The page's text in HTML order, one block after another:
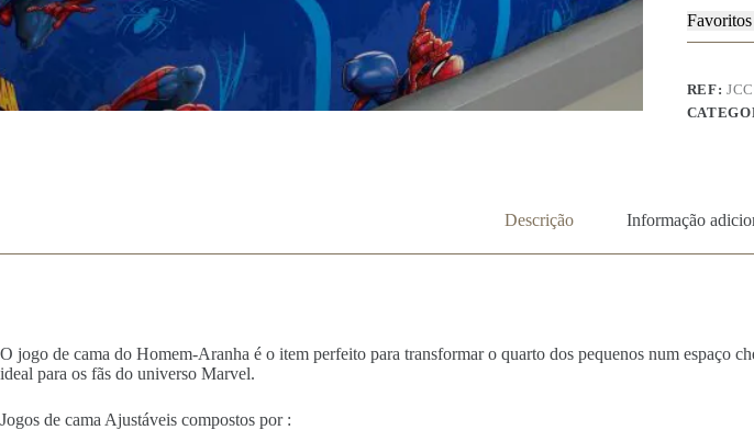
Coralina
-
Favoritos
REF:
Descrição Informação
O jogo de cama do Homem-Aranha é o item perfeito para transformar o quarto dos pequenos num espaço
ideal para os fãs do universo Marvel.
Jogos de cama Ajustáveis compostos por :